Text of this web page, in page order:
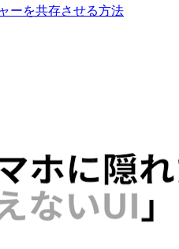
ーを共存させる方法